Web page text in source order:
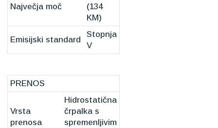
Največja moč
(134
KM)
Emisijski standard
Stopnja
V
PRENOS
Vrsta
prenosa
Hidrostatična
črpalka s
spremenljivim